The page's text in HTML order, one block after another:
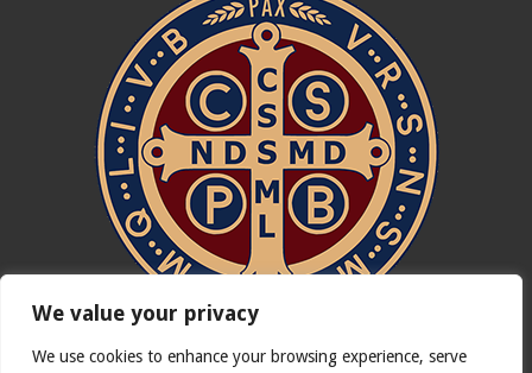
We value your privacy
We use cookies to enhance your browsing experience, serve
In nómine Patris, et Fílii, et Spíritus Sancti. Amen.